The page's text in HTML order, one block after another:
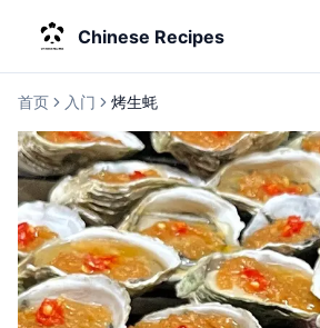
Chinese Recipes
首页 入门 烤生蚝